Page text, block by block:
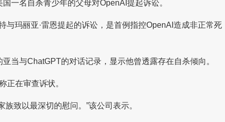
一名自杀青少年的父母对OpenAI提起诉讼。
与玛丽亚·雷恩提起的诉讼，是首例指控OpenAI造成非正常死
当与ChatGPT的对话记录，显示他曾透露存在自杀倾向。
正在审查诉状。
致以最深切的慰问。”该公司表示。